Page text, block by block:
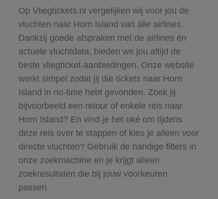
Op Vliegtickets.nl vergelijken wij voor jou de
vluchten naar Horn Island van álle airlines.
Dankzij goede afspraken met de airlines én
actuele vluchtdata, bieden we jou altijd de
beste vliegticket-aanbiedingen. Onze website
werkt simpel zodat jij die tickets naar Horn
Island in no-time hebt gevonden. Zoek jij
bijvoorbeeld een retour of enkele reis naar
Horn Island? En vind je het oké om tijdens
deze reis over te stappen of kies je alleen voor
directe vluchten? Gebruik de handige filters in
onze zoekmachine en je krijgt alleen
zoekresultaten die bij jouw voorkeuren
passen.